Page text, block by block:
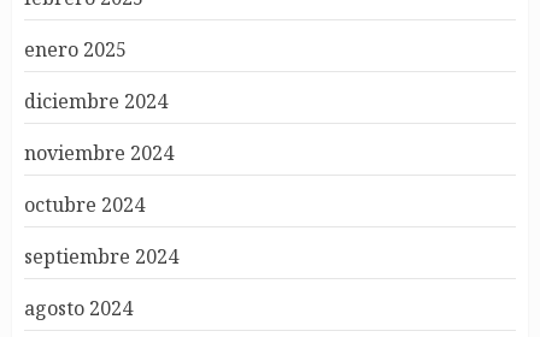
enero 2025
diciembre 2024
noviembre 2024
octubre 2024
septiembre 2024
agosto 2024